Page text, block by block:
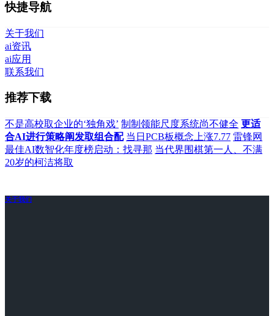
快捷导航
关于我们
ai资讯
ai应用
联系我们
推荐下载
不是高校取企业的‘独角戏’ 制制领能尺度系统尚不健全 更适
合AI进行策略阐发取组合配 当日PCB板概念上涨7.77 雷锋网
最佳AI数智化年度榜启动：找寻那 当代界围棋第一人、不满
20岁的柯洁将取
关于我们